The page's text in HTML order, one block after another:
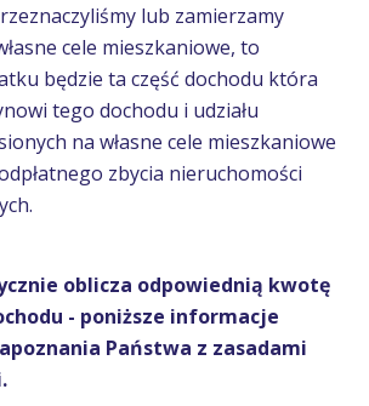
lub zamierzamy
cele mieszkaniowe, to
będzie ta część dochodu która
tego dochodu i udziału
na własne cele mieszkaniowe
zbycia nieruchomości
oblicza odpowiednią kwotę
- poniższe informacje
Państwa z zasadami